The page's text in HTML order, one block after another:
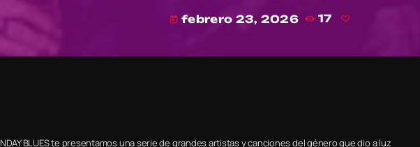
today febrero 23, 2026 17
BLUES te presentamos una serie de grandes artistas y canciones del género que dio a luz